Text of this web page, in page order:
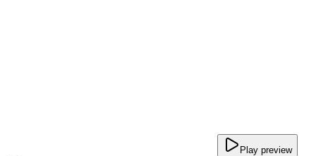
Play preview